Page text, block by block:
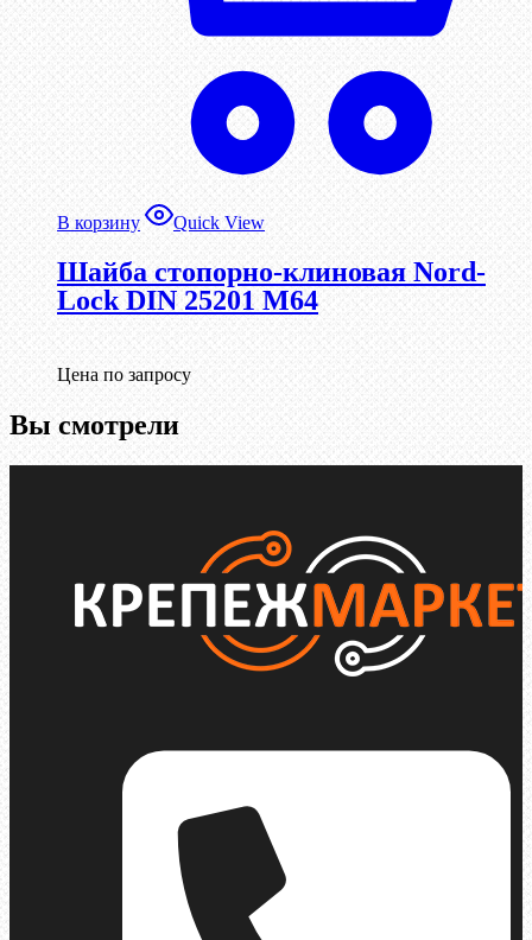
В корзину Quick View
Шайба стопорно-клиновая Nord-
Lock DIN 25201 М64
Цена по запросу
Вы смотрели